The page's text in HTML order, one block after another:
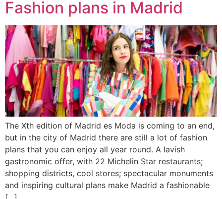
Fashion plans in Madrid
The Xth edition of Madrid es Moda is coming to an end,
but in the city of Madrid there are still a lot of fashion
plans that you can enjoy all year round. A lavish
gastronomic offer, with 22 Michelin Star restaurants;
shopping districts, cool stores; spectacular monuments
and inspiring cultural plans make Madrid a fashionable
[…]